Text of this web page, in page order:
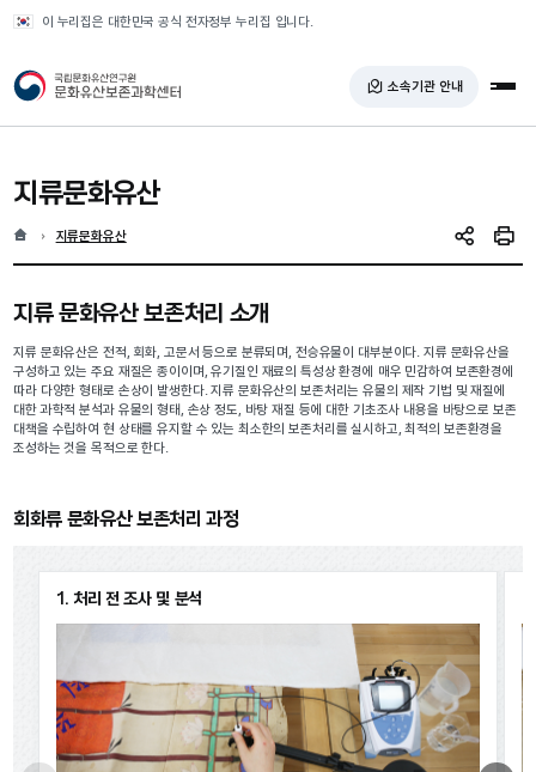
이 누리집은 대한민국 공식 전자정부 누리집 입니다.
국가유산청 문화유산보존과학센터 소속기관 안내 전
지류문화유산
홈 현재 위치
지류문화유산 SNS 공유인쇄
지류 문화유산 보존처리 소개
지류 문화유산은 전적, 회화, 고문서 등으로 분류되며, 전승유물이 대부분이다. 지류 문화유산을
구성하고 있는 주요 재질은 종이이며, 유기질인 재료의 특성상 환경에 매우 민감하여 보존환경에
따라 다양한 형태로 손상이 발생한다. 지류 문화유산의 보존처리는 유물의 제작 기법 및 재질에
대한 과학적 분석과 유물의 형태, 손상 정도, 바탕 재질 등에 대한 기초조사 내용을 바탕으로 보존
대책을 수립하여 현 상태를 유지할 수 있는 최소한의 보존처리를 실시하고, 최적의 보존환경을
조성하는 것을 목적으로 한다.
회화류 문화유산 보존처리 과정
1. 처리 전 조사 및 분석